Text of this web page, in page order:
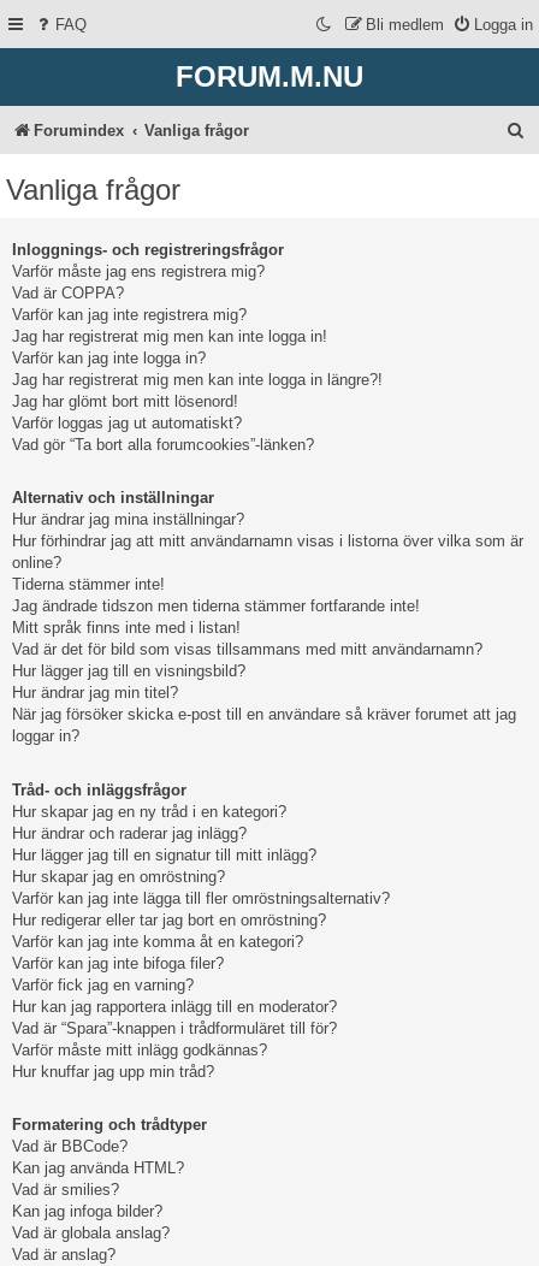
FAQ Logga in
Bli medlem
FORUM.M.NU
Forumindex Vanliga frågor
Vanliga frågor
Inloggnings- och registreringsfrågor
Varför måste jag ens registrera mig?
Vad är COPPA?
Varför kan jag inte registrera mig?
Jag har registrerat mig men kan inte logga in!
Varför kan jag inte logga in?
Jag har registrerat mig men kan inte logga in längre?!
Jag har glömt bort mitt lösenord!
Varför loggas jag ut automatiskt?
Vad gör “Ta bort alla forumcookies”-länken?
Alternativ och inställningar
Hur ändrar jag mina inställningar?
Hur förhindrar jag att mitt användarnamn visas i listorna över vilka som är
online?
Tiderna stämmer inte!
Jag ändrade tidszon men tiderna stämmer fortfarande inte!
Mitt språk finns inte med i listan!
Vad är det för bild som visas tillsammans med mitt användarnamn?
Hur lägger jag till en visningsbild?
Hur ändrar jag min titel?
När jag försöker skicka e-post till en användare så kräver forumet att jag
loggar in?
Tråd- och inläggsfrågor
Hur skapar jag en ny tråd i en kategori?
Hur ändrar och raderar jag inlägg?
Hur lägger jag till en signatur till mitt inlägg?
Hur skapar jag en omröstning?
Varför kan jag inte lägga till fler omröstningsalternativ?
Hur redigerar eller tar jag bort en omröstning?
Varför kan jag inte komma åt en kategori?
Varför kan jag inte bifoga filer?
Varför fick jag en varning?
Hur kan jag rapportera inlägg till en moderator?
Vad är “Spara”-knappen i trådformuläret till för?
Varför måste mitt inlägg godkännas?
Hur knuffar jag upp min tråd?
Formatering och trådtyper
Vad är BBCode?
Kan jag använda HTML?
Vad är smilies?
Kan jag infoga bilder?
Vad är globala anslag?
Vad är anslag?